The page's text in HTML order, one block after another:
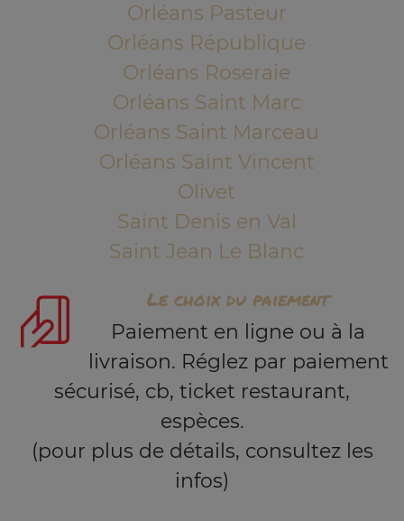
Orléans Pasteur
Orléans République
Orléans Roseraie
Orléans Saint Marc
Orléans Saint Marceau
Orléans Saint Vincent
Olivet
Saint Denis en Val
Saint Jean Le Blanc
Le choix du paiement
Paiement en ligne ou à la
livraison. Réglez par paiement
sécurisé, cb, ticket restaurant,
espèces.
(pour plus de détails, consultez les
infos)